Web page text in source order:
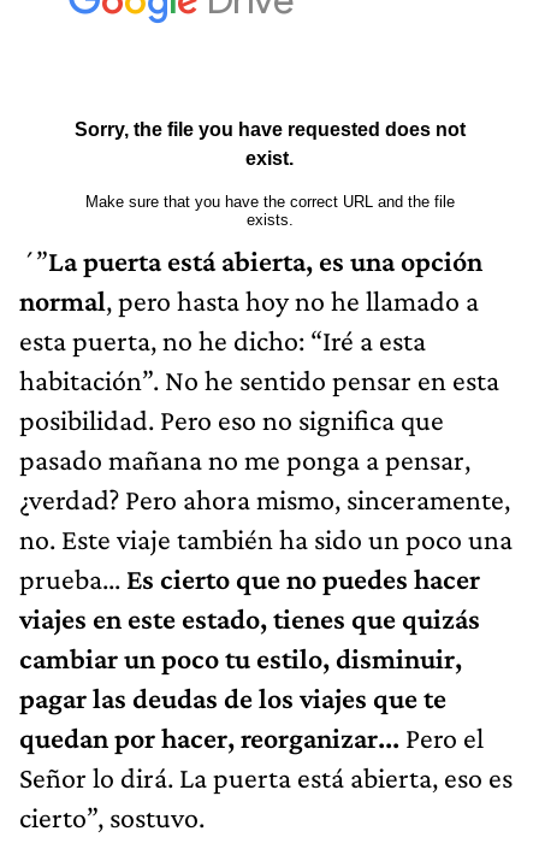
´”La puerta está abierta, es una opción
normal, pero hasta hoy no he llamado a
esta puerta, no he dicho: “Iré a esta
habitación”. No he sentido pensar en esta
posibilidad. Pero eso no significa que
pasado mañana no me ponga a pensar,
¿verdad? Pero ahora mismo, sinceramente,
no. Este viaje también ha sido un poco una
prueba... Es cierto que no puedes hacer
viajes en este estado, tienes que quizás
cambiar un poco tu estilo, disminuir,
pagar las deudas de los viajes que te
quedan por hacer, reorganizar... Pero el
Señor lo dirá. La puerta está abierta, eso es
cierto”, sostuvo.